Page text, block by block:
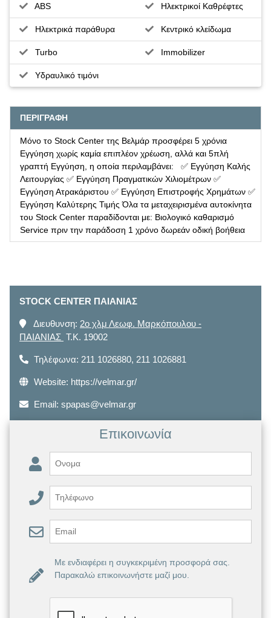
ABS Ηλεκτρικοί Καθρέφτες
Ηλεκτρικά παράθυρα Κεντρικό κλείδωμα
Turbo Immobilizer
Υδραυλικό τιμόνι
ΠΕΡΙΓΡΑΦΗ
Μόνο το Stock Center της Βελμάρ προσφέρει 5 χρόνια
Εγγύηση χωρίς καμία επιπλέον χρέωση, αλλά και 5πλή
γραπτή Εγγύηση, η οποία περιλαμβάνει: ✅ Εγγύηση Καλής
Λειτουργίας ✅ Εγγύηση Πραγματικών Χιλιομέτρων ✅
Εγγύηση Ατρακάριστου ✅ Εγγύηση Επιστροφής Χρημάτων ✅
Εγγύηση Καλύτερης Τιμής Όλα τα μεταχειρισμένα αυτοκίνητα
του Stock Center παραδίδονται με: Βιολογικό καθαρισμό
Service πριν την παράδοση 1 χρόνο δωρεάν οδική βοήθεια
STOCK CENTER ΠΑΙΑΝΙΑΣ
Διευθυνση: 2ο χλμ Λεωφ. Μαρκόπουλου -
ΠΑΙΑΝΙΑΣ T.K. 19002
Τηλέφωνα: 211 1026880, 211 1026881
Website: https://velmar.gr/
Email: spapas@velmar.gr
Επικοινωνία
Με ενδιαφέρει η συγκεκριμένη προσφορά σας.
Παρακαλώ επικοινωνήστε μαζί μου.